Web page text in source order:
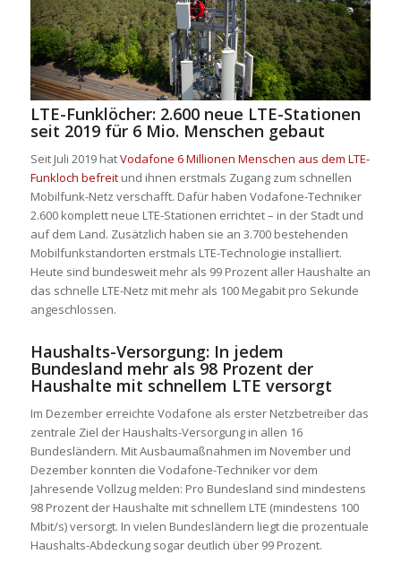
LTE-Funklöcher: 2.600 neue LTE-Stationen
seit 2019 für 6 Mio. Menschen gebaut
Seit Juli 2019 hatVodafone 6 Millionen Menschen aus dem LTE-
Funkloch befreitund ihnen erstmals Zugang zum schnellen
Mobilfunk-Netz verschafft. Dafür haben Vodafone-Techniker
2.600 komplett neue LTE-Stationen errichtet – in der Stadt und
auf dem Land. Zusätzlich haben sie an 3.700 bestehenden
Mobilfunkstandorten erstmals LTE-Technologie installiert.
Heute sind bundesweit mehr als 99 Prozent aller Haushalte an
das schnelle LTE-Netz mit mehr als 100 Megabit pro Sekunde
angeschlossen.
Haushalts-Versorgung: In jedem
Bundesland mehr als 98 Prozent der
Haushalte mit schnellem LTE versorgt
Im Dezember erreichte Vodafone als erster Netzbetreiber das
zentrale Ziel der Haushalts-Versorgung in allen 16
Bundesländern. Mit Ausbaumaßnahmen im November und
Dezember konnten die Vodafone-Techniker vor dem
Jahresende Vollzug melden: Pro Bundesland sind mindestens
98 Prozent der Haushalte mit schnellem LTE (mindestens 100
Mbit/s) versorgt. In vielen Bundesländern liegt die prozentuale
Haushalts-Abdeckung sogar deutlich über 99 Prozent.